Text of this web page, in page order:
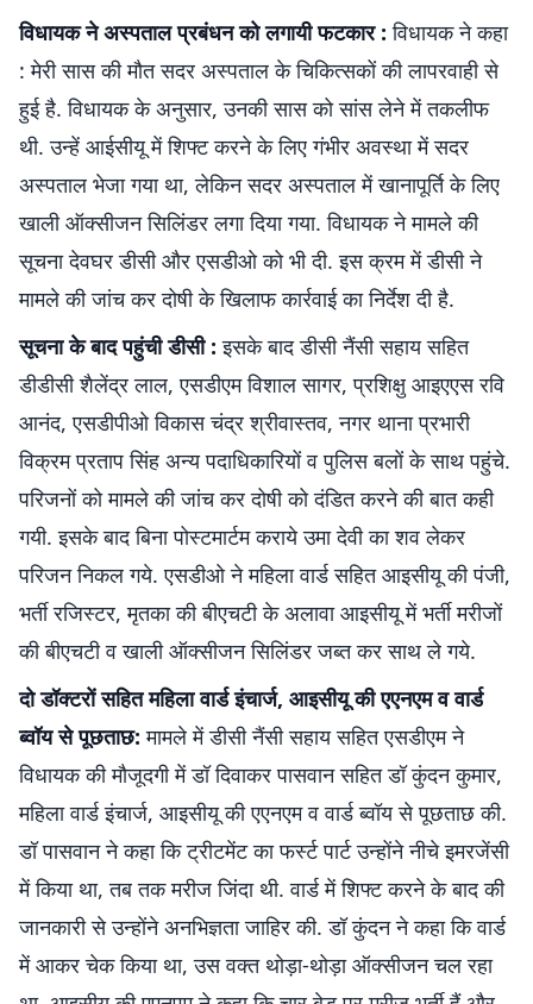
विधायक ने अस्पताल प्रबंधन को लगायी फटकार :विधायक ने कहा
: मेरी सास की मौत सदर अस्पताल के चिकित्सकों की लापरवाही से
हुई है. विधायक के अनुसार, उनकी सास को सांस लेने में तकलीफ
थी. उन्हें आईसीयू में शिफ्ट करने के लिए गंभीर अवस्था में सदर
अस्पताल भेजा गया था, लेकिन सदर अस्पताल में खानापूर्ति के लिए
खाली ऑक्सीजन सिलिंडर लगा दिया गया. विधायक ने मामले की
सूचना देवघर डीसी और एसडीओ को भी दी. इस क्रम में डीसी ने
मामले की जांच कर दोषी के खिलाफ कार्रवाई का निर्देश दी है.
सूचना के बाद पहुंची डीसी :इसके बाद डीसी नैंसी सहाय सहित
डीडीसी शैलेंद्र लाल, एसडीएम विशाल सागर, प्रशिक्षु आइएएस रवि
आनंद, एसडीपीओ विकास चंद्र श्रीवास्तव, नगर थाना प्रभारी
विक्रम प्रताप सिंह अन्य पदाधिकारियों व पुलिस बलों के साथ पहुंचे.
परिजनों को मामले की जांच कर दोषी को दंडित करने की बात कही
गयी. इसके बाद बिना पोस्टमार्टम कराये उमा देवी का शव लेकर
परिजन निकल गये. एसडीओ ने महिला वार्ड सहित आइसीयू की पंजी,
भर्ती रजिस्टर, मृतका की बीएचटी के अलावा आइसीयू में भर्ती मरीजों
की बीएचटी व खाली ऑक्सीजन सिलिंडर जब्त कर साथ ले गये.
दो डॉक्टरों सहित महिला वार्ड इंचार्ज, आइसीयू की एएनएम व वार्ड
ब्वॉय से पूछताछ: मामले में डीसी नैंसी सहाय सहित एसडीएम ने
विधायक की मौजूदगी में डॉ दिवाकर पासवान सहित डॉ कुंदन कुमार,
महिला वार्ड इंचार्ज, आइसीयू की एएनएम व वार्ड ब्वॉय से पूछताछ की.
डॉ पासवान ने कहा कि ट्रीटमेंट का फर्स्ट पार्ट उन्होंने नीचे इमरजेंसी
में किया था, तब तक मरीज जिंदा थी. वार्ड में शिफ्ट करने के बाद की
जानकारी से उन्होंने अनभिज्ञता जाहिर की. डॉ कुंदन ने कहा कि वार्ड
में आकर चेक किया था, उस वक्त थोड़ा-थोड़ा ऑक्सीजन चल रहा